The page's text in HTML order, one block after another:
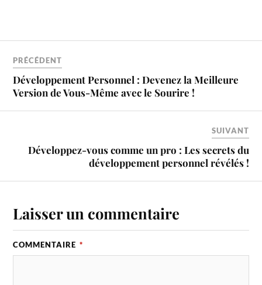
d'opportunités. En vous
PRÉCÉDENT
Développement Personnel : Devenez la Meilleure
Version de Vous-Même avec le Sourire !
SUIVANT
Développez-vous comme un pro : Les secrets du
développement personnel révélés !
Laisser un commentaire
COMMENTAIRE *